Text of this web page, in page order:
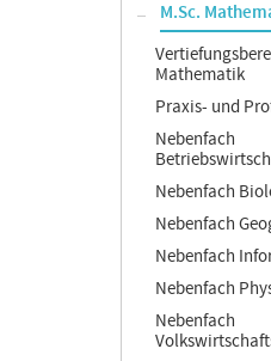
M.Sc.
Mathematik
Praxis- und
Nebenfach
Nebenfach
Nebenfach
Nebenfach
Nebenfach
Nebenfach